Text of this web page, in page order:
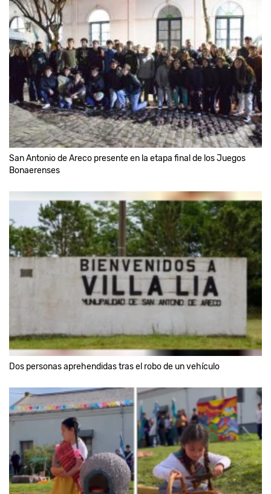
San Antonio de Areco presente en la etapa final de los Juegos
Bonaerenses
Dos personas aprehendidas tras el robo de un vehículo